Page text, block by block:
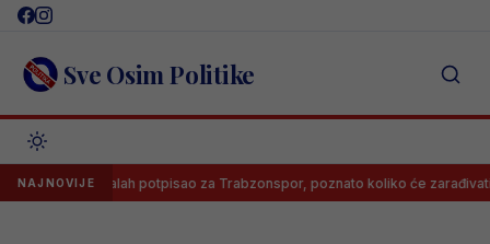
Skip
content Sve Osim Politike
NAJNOVIJE
Salah potpisao za Trabzonspor, poznato koliko će zarađivati